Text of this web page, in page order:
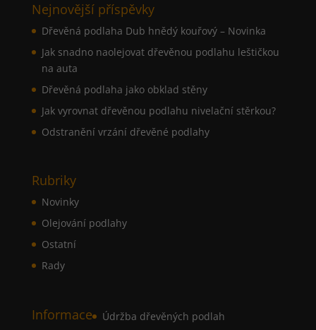
Nejnovější příspěvky
Dřevěná podlaha Dub hnědý kouřový – Novinka
Jak snadno naolejovat dřevěnou podlahu leštičkou
na auta
Dřevěná podlaha jako obklad stěny
Jak vyrovnat dřevěnou podlahu nivelační stěrkou?
Odstranění vrzání dřevěné podlahy
Rubriky
Novinky
Olejování podlahy
Ostatní
Rady
Informace Údržba dřevěných podlah